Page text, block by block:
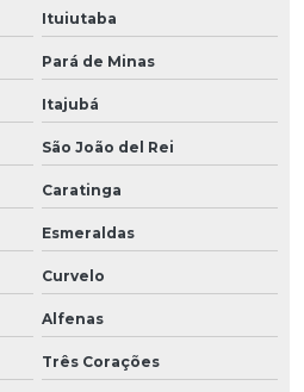
Ituiutaba
Pará de Minas
Itajubá
São João del Rei
Caratinga
Esmeraldas
Curvelo
Alfenas
Três Corações